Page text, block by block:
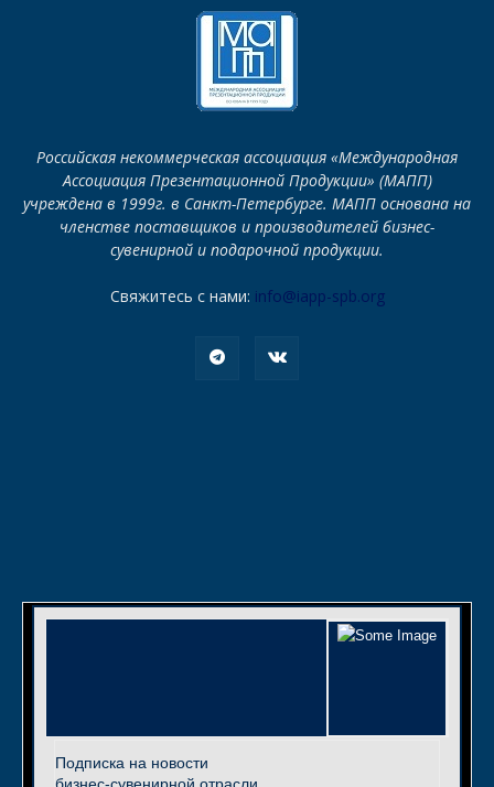
Российская некоммерческая ассоциация «Международная
Ассоциация Презентационной Продукции» (МАПП)
учреждена в 1999г. в Санкт-Петербурге. МАПП основана на
членстве поставщиков и производителей бизнес-
сувенирной и подарочной продукции.
Свяжитесь с нами: info@iapp-spb.org
Подписка на новости